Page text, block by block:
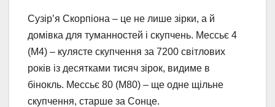
Сузір’я Скорпіона – це не лише зірки, а й
домівка для туманностей і скупчень. Мессьє 4
(M4) – кулясте скупчення за 7200 світлових
років із десятками тисяч зірок, видиме в
бінокль. Мессьє 80 (M80) – ще одне щільне
скупчення, старше за Сонце.